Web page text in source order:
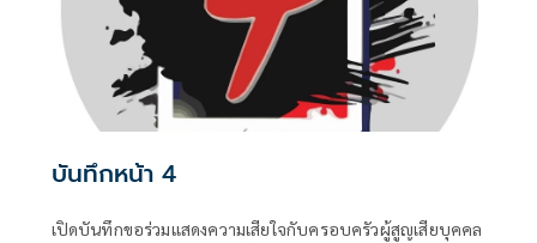
บันทึกหน้า 4
เปิดบันทึกขอร่วมแสดงความเสียใจกับครอบครัวผู้สูญเสียบุคคล